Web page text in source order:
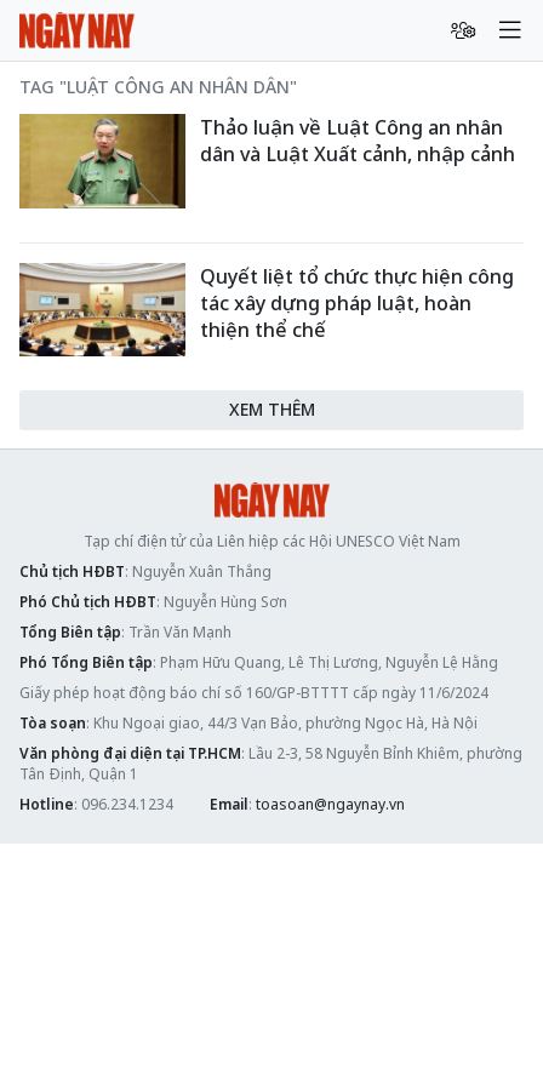
TAG "LUẬT CÔNG AN NHÂN DÂN"
Thảo luận về Luật Công an nhân
dân và Luật Xuất cảnh, nhập cảnh
Quyết liệt tổ chức thực hiện công
tác xây dựng pháp luật, hoàn
thiện thể chế
XEM THÊM
Tạp chí điện tử của Liên hiệp các Hội UNESCO Việt Nam
Chủ tịch HĐBT: Nguyễn Xuân Thắng
Phó Chủ tịch HĐBT: Nguyễn Hùng Sơn
Tổng Biên tập: Trần Văn Mạnh
Phó Tổng Biên tập: Phạm Hữu Quang, Lê Thị Lương, Nguyễn Lệ Hằng
Giấy phép hoạt động báo chí số 160/GP-BTTTT cấp ngày 11/6/2024
Tòa soạn: Khu Ngoại giao, 44/3 Vạn Bảo, phường Ngọc Hà, Hà Nội
Văn phòng đại diện tại TP.HCM: Lầu 2-3, 58 Nguyễn Bỉnh Khiêm, phường
Tân Định, Quận 1
Hotline: 096.234.1234 Email: toasoan@ngaynay.vn